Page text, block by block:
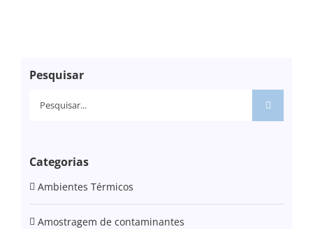
Pesquisar
Pesquisar
Categorias
Ambientes Térmicos
Amostragem de contaminantes